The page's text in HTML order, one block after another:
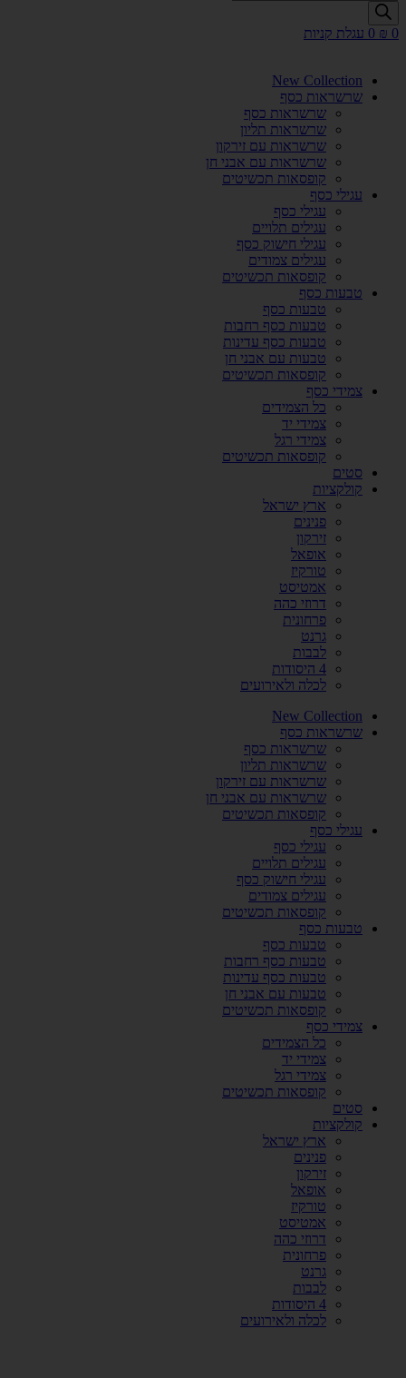
search
₪ 0
0 עגלת קניות
New Collection
שרשראות כסף
שרשראות כסף
שרשראות תליון
שרשראות עם זירקון
שרשראות עם אבני חן
קופסאות תכשיטים
עגילי כסף
עגילי כסף
עגילים תלויים
עגילי חישוק כסף
עגילים צמודים
קופסאות תכשיטים
טבעות כסף
טבעות כסף
טבעות כסף רחבות
טבעות כסף עדינות
טבעות עם אבני חן
קופסאות תכשיטים
צמידי כסף
כל הצמידים
צמידי יד
צמידי רגל
קופסאות תכשיטים
סטים
קולקציות
ארץ ישראל
פנינים
זירקון
אופאל
טורקיז
אמטיסט
דרוזי כהה
פרחונית
גרנט
לבבות
4 היסודות
לכלה ולאירועים
New Collection
שרשראות כסף
שרשראות כסף
שרשראות תליון
שרשראות עם זירקון
שרשראות עם אבני חן
קופסאות תכשיטים
עגילי כסף
עגילי כסף
עגילים תלויים
עגילי חישוק כסף
עגילים צמודים
קופסאות תכשיטים
טבעות כסף
טבעות כסף
טבעות כסף רחבות
טבעות כסף עדינות
טבעות עם אבני חן
קופסאות תכשיטים
צמידי כסף
כל הצמידים
צמידי יד
צמידי רגל
קופסאות תכשיטים
סטים
קולקציות
ארץ ישראל
פנינים
זירקון
אופאל
טורקיז
אמטיסט
דרוזי כהה
פרחונית
גרנט
לבבות
4 היסודות
לכלה ולאירועים